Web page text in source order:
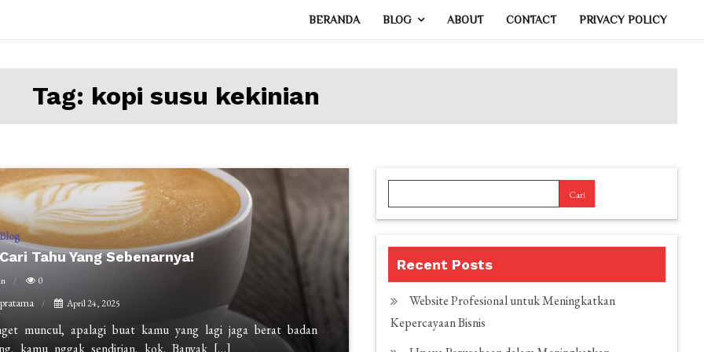
BERANDA BLOG ABOUT CONTACT PRIVACY POLICY
Tag: kopi susu kekinian
Blog
Tahu Yang Sebenarnya!
0
April 24, 2025
muncul, apalagi buat kamu yang lagi jaga berat badan
kamu nggak sendirian, kok. Banyak […]
Cari
Recent Posts
Website Profesional untuk Meningkatkan
Kepercayaan Bisnis